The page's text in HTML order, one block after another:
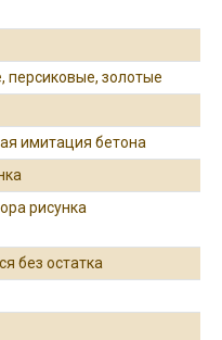
персиковые, золотые
имитация бетона
рисунка
без остатка